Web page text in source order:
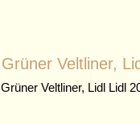
Grüner Veltliner, Lidl
Grüner Veltliner, Lidl Lidl